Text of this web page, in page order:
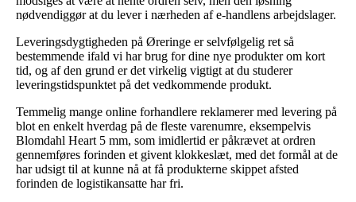
nødvendiggør at du lever i nærheden af e-handlens arbejdslager.
Leveringsdygtigheden på Øreringe er selvfølgelig ret så
bestemmende ifald vi har brug for dine nye produkter om kort
tid, og af den grund er det virkelig vigtigt at du studerer
leveringstidspunktet på det vedkommende produkt.
Temmelig mange online forhandlere reklamerer med levering på
blot en enkelt hverdag på de fleste varenumre, eksempelvis
Blomdahl Heart 5 mm, som imidlertid er påkrævet at ordren
gennemføres forinden et givent klokkeslæt, med det formål at de
har udsigt til at kunne nå at få produkterne skippet afsted
forinden de logistikansatte har fri.